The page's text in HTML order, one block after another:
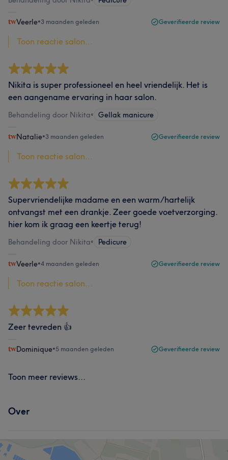
Veerle•3 maanden geleden Geverifieerde review
Toon reactie salon...
Nikita is super professioneel en heel vriendelijk. Het is
een aangename ervaring in haar salon.
Behandeling door Nikita• Gellak manicure
Natalie•3 maanden geleden Geverifieerde review
Toon reactie salon...
Supervriendelijke madame en een warm/hartelijk
ontvangst met een drankje. Zeer goede voetverzorging.
hier kom ik graag een keertje terug!
Behandeling door Nikita• Pedicure
Veerle•4 maanden geleden Geverifieerde review
Toon reactie salon...
Zeer tevreden 👍
Dominique•5 maanden geleden Geverifieerde review
Toon meer reviews...
Over